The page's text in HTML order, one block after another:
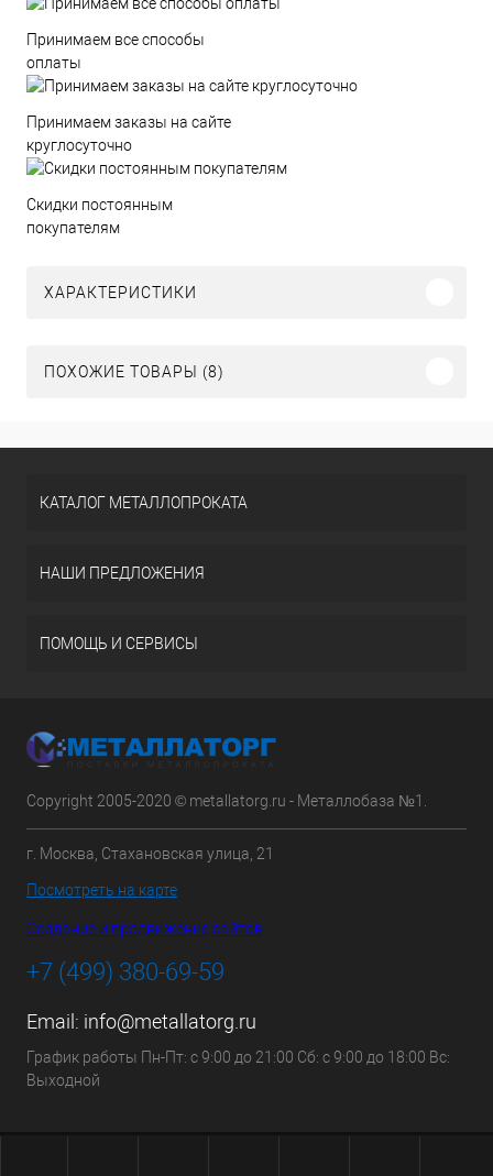
Принимаем все способы
оплаты
Принимаем заказы на сайте
круглосуточно
Скидки постоянным
покупателям
ХАРАКТЕРИСТИКИ
ПОХОЖИЕ ТОВАРЫ (8)
КАТАЛОГ МЕТАЛЛОПРОКАТА
НАШИ ПРЕДЛОЖЕНИЯ
ПОМОЩЬ И СЕРВИСЫ
Copyright 2005-2020 © metallatorg.ru - Металлобаза №1.
г. Москва, Стахановская улица, 21
Посмотреть на карте
Создание и продвижение сайтов
+7 (499) 380-69-59
Email: info@metallatorg.ru
График работы Пн-Пт: с 9:00 до 21:00 Сб: с 9:00 до 18:00 Вс:
Выходной